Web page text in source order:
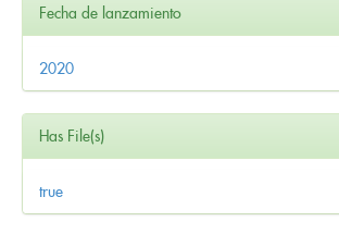
Fecha de lanzamiento
2020
Has File(s)
true